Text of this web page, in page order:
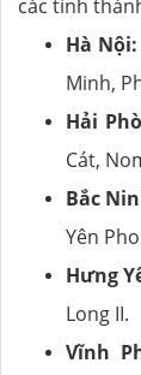
các tỉnh
Hà Nội:
Minh,
Hải
Cát,
Bắc
Yên
Hưng
Long II.
Vĩnh